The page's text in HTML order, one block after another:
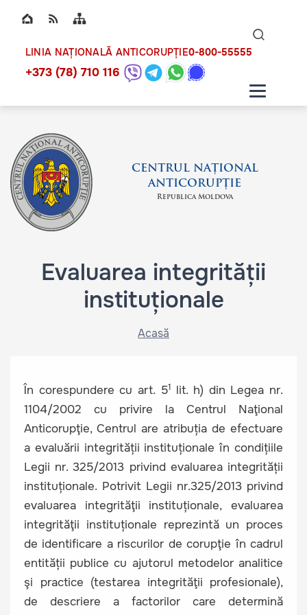
Top bar navigation
LINIA NAȚIONALĂ ANTICORUPȚIE0-800-55555
+373 (78) 710 116
CENTRUL NAȚIONAL
ANTICORUPȚIE
Republica Moldova
Evaluarea integrității
instituționale
Acasă
În corespundere cu art. 51 lit. h) din Legea nr.
1104/2002 cu privire la Centrul Naţional
Anticorupţie, Centrul are atribuția de efectuare
a evaluării integrității instituționale în condițiile
Legii nr. 325/2013 privind evaluarea integrității
instituționale. Potrivit Legii nr.325/2013 privind
evaluarea integrităţii instituționale, evaluarea
integrităţii instituționale reprezintă un proces
de identificare a riscurilor de corupţie în cadrul
entității publice cu ajutorul metodelor analitice
şi practice (testarea integrităţii profesionale),
de descriere a factorilor care determină